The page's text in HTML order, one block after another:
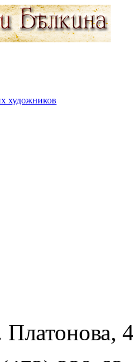
художников